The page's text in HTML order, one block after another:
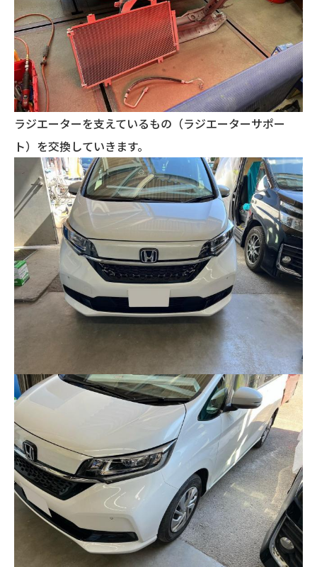
ラジエーターを支えているもの（ラジエーターサポー
ト）を交換していきます。